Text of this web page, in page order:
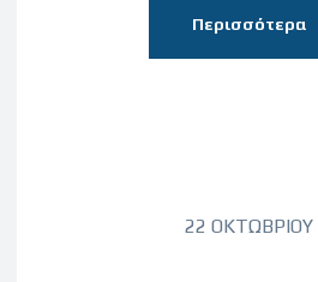
Περισσότερα
22